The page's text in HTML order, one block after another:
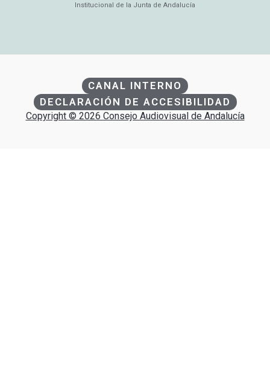
Institucional de la Junta de Andalucía
CANAL INTERNO
DECLARACIÓN DE ACCESIBILIDAD
Copyright © 2026 Consejo Audiovisual de Andalucía